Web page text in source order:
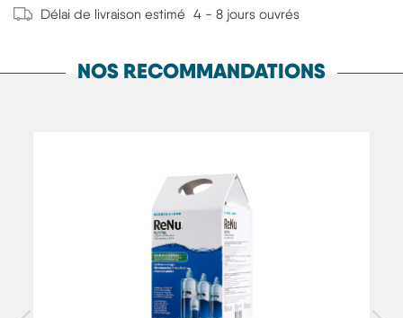
Délai de livraison estimé 4 - 8 jours ouvrés
NOS RECOMMANDATIONS